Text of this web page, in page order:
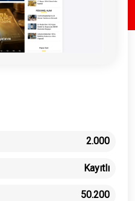
2.000
Kayıtlı
50.200